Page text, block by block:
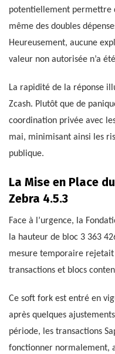
potentiellement permettre
même des doubles
Heureusement, aucune
valeur non autorisée n’a
La rapidité de la réponse
Zcash. Plutôt que de
coordination privée avec
mai, minimisant ainsi les
publique.
La Mise en Place
Zebra 4.5.3
Face à l’urgence, la
la hauteur de bloc 3 363
mesure temporaire
transactions et blocs
Ce soft fork est entré en
après quelques
période, les transactions
fonctionner normalement,